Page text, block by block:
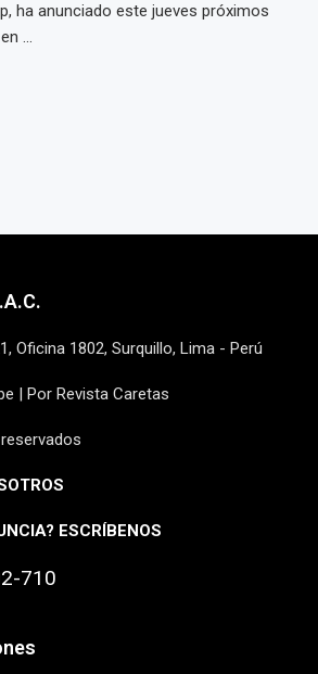
ha anunciado este jueves próximos
...
Oficina 1802, Surquillo, Lima - Perú
| Por Revista Caretas
ESCRÍBENOS
710